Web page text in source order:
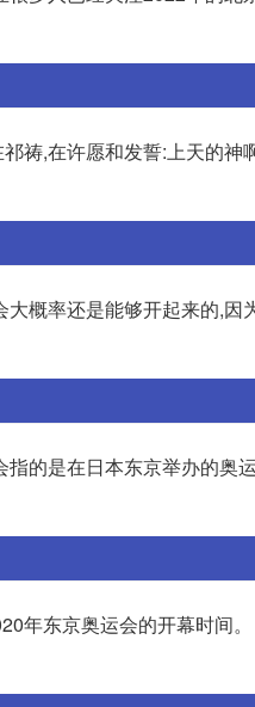
祷,在许愿和发誓:上天的神
概率还是能够开起来的,因
的是在日本东京举办的奥
年东京奥运会的开幕时间